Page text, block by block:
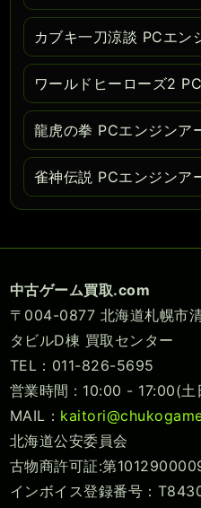
カブキ一刀涼談 PCエン
ワールドヒーローズ2
龍虎の拳 PCエンジンア
雀神伝説 PCエンジンア
中古ゲーム買取.com
〒004-0877 北海道札幌市
タビルD棟 買取センター
TEL：011-826-5695
営業時間 : 10:00 - 17:00(土
MAIL：
北海道公安委員会
古物商許可証:第
インボイス登録番号：